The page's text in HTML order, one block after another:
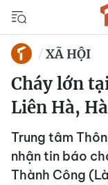
XÃ HỘI
Cháy lớn
Liên Hà,
Trung tâm
nhận tin báo
Thành Công